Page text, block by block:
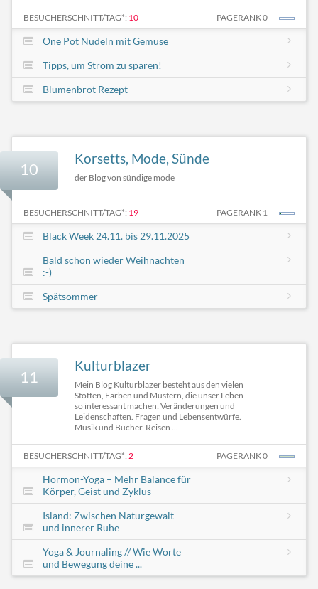
BESUCHERSCHNITT/TAG*: 10 PAGERANK 0
One Pot Nudeln mit Gemüse
Tipps, um Strom zu sparen!
Blumenbrot Rezept
10
Korsetts, Mode, Sünde
der Blog von sündige mode
BESUCHERSCHNITT/TAG*: 19 PAGERANK 1
Black Week 24.11. bis 29.11.2025
Bald schon wieder Weihnachten
:-)
Spätsommer
11
Kulturblazer
Mein Blog Kulturblazer besteht aus den vielen
Stoffen, Farben und Mustern, die unser Leben
so interessant machen: Veränderungen und
Leidenschaften. Fragen und Lebensentwürfe.
Musik und Bücher. Reisen ...
BESUCHERSCHNITT/TAG*: 2 PAGERANK 0
Hormon-Yoga – Mehr Balance für
Körper, Geist und Zyklus
Island: Zwischen Naturgewalt
und innerer Ruhe
Yoga & Journaling // Wie Worte
und Bewegung deine ...